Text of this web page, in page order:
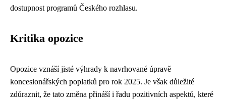
dostupnost programů Českého rozhlasu.
Kritika opozice
Opozice vznáší jisté výhrady k navrhované úpravě
koncesionářských poplatků pro rok 2025. Je však důležité
zdůraznit, že tato změna přináší i řadu pozitivních aspektů, které